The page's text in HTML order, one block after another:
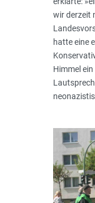
wir derzeit
hatte eine
Himmel